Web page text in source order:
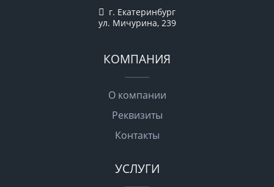
г. Екатеринбург
ул. Мичурина, 239
КОМПАНИЯ
О компании
Реквизиты
Контакты
УСЛУГИ